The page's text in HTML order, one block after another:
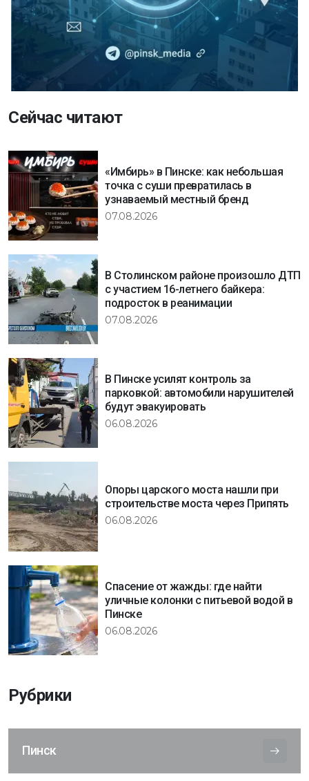
Сейчас читают
«Имбирь» в Пинске: как небольшая
точка с суши превратилась в
узнаваемый местный бренд
07.08.2026
В Столинском районе произошло ДТП
с участием 16-летнего байкера:
подросток в реанимации
07.08.2026
В Пинске усилят контроль за
парковкой: автомобили нарушителей
будут эвакуировать
06.08.2026
Опоры царского моста нашли при
строительстве моста через Припять
06.08.2026
Спасение от жажды: где найти
уличные колонки с питьевой водой в
Пинске
06.08.2026
Рубрики
Пинск